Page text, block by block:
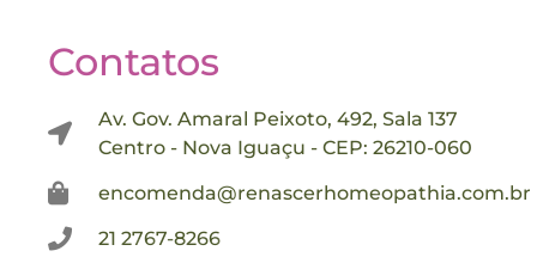
Contatos
Av. Gov. Amaral Peixoto, 492, Sala 137
Centro - Nova Iguaçu - CEP: 26210-060
encomenda@renascerhomeopathia.com.br
21 2767-8266